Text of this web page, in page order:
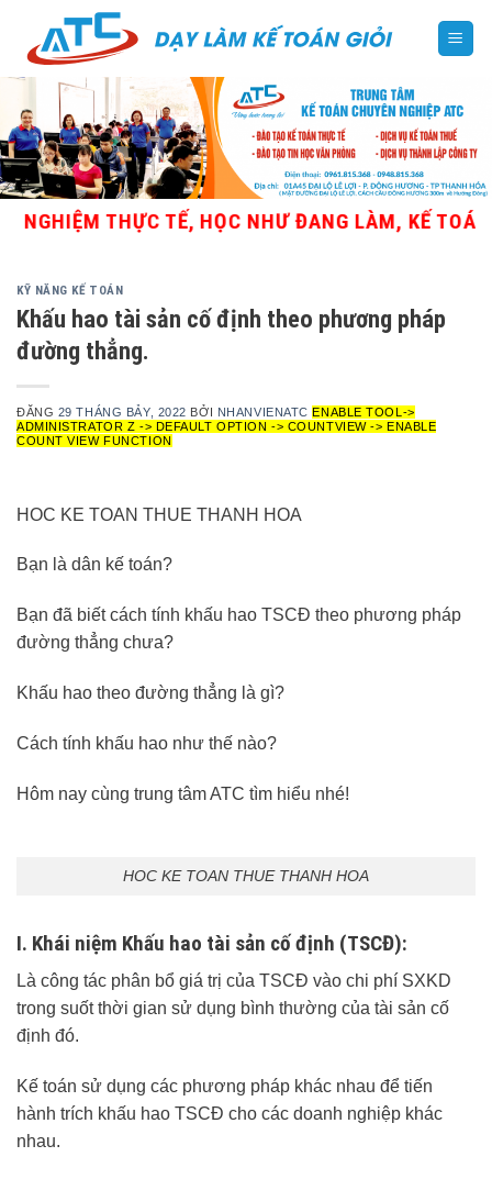
content
THỰC TẾ, HỌC NHƯ ĐANG LÀM, KẾ TOÁN
KỸ NĂNG KẾ TOÁN
Khấu hao tài sản cố định theo phương pháp
đường thẳng.
ĐĂNG 29 THÁNG BẢY, 2022 BỞI NHANVIENATC ENABLE TOOL->
ADMINISTRATOR Z -> DEFAULT OPTION -> COUNTVIEW -> ENABLE
COUNT VIEW FUNCTION
HOC KE TOAN THUE THANH HOA
Bạn là dân kế toán?
Bạn đã biết cách tính khấu hao TSCĐ theo phương pháp
đường thẳng chưa?
Khấu hao theo đường thẳng là gì?
Cách tính khấu hao như thế nào?
Hôm nay cùng trung tâm ATC tìm hiểu nhé!
HOC KE TOAN THUE THANH HOA
I. Khái niệm Khấu hao tài sản cố định (TSCĐ):
Là công tác phân bổ giá trị của TSCĐ vào chi phí SXKD
trong suốt thời gian sử dụng bình thường của tài sản cố
định đó.
Kế toán sử dụng các phương pháp khác nhau để tiến
hành trích khấu hao TSCĐ cho các doanh nghiệp khác
nhau.